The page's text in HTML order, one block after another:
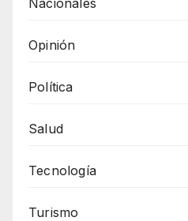
Opinión
Política
Salud
Tecnología
Turismo